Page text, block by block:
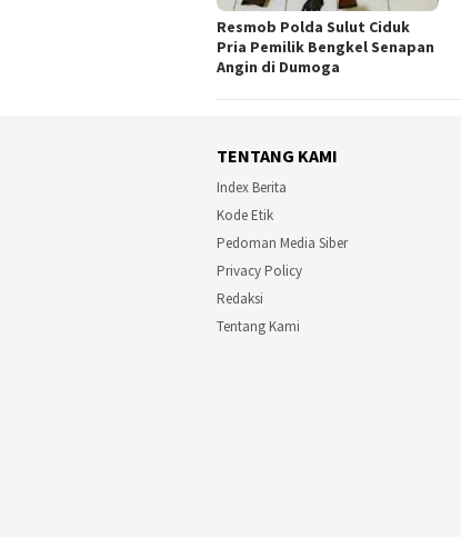
Resmob Polda Sulut Ciduk
Pria Pemilik Bengkel Senapan
Angin di Dumoga
TENTANG KAMI
Index Berita
Kode Etik
Pedoman Media Siber
Privacy Policy
Redaksi
Tentang Kami